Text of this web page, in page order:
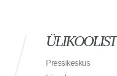
ÜLIKOOLIST
Pressikeskus